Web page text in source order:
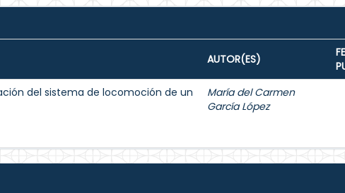
AUTOR(ES)
del sistema de locomoción de un
María del Carmen
García López